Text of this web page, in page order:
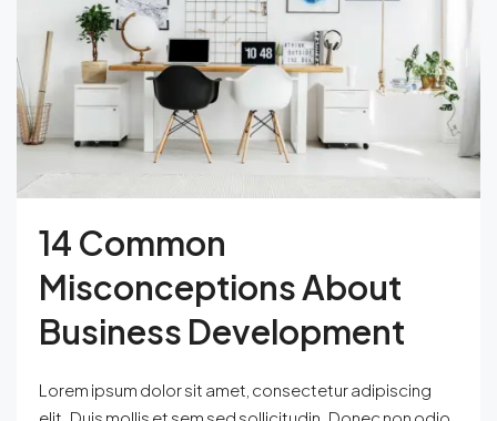
14 Common
Misconceptions About
Business Development
Lorem ipsum dolor sit amet, consectetur adipiscing